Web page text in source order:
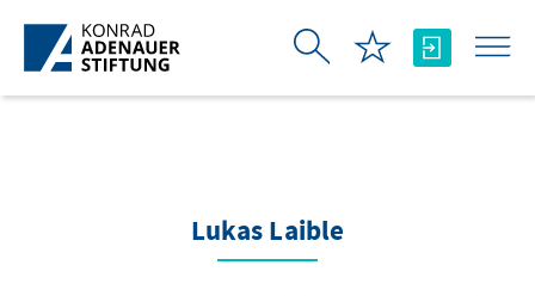
Skip to Main Content
Lukas Laible